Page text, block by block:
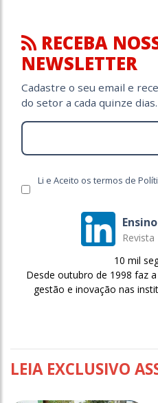
RECEBA
NEWSLETTER
Cadastre o seu email e
do setor a cada quinze dias.
Li e Aceito os termos de
10 mil
Desde outubro de 1998 faz
gestão e inovação nas
LEIA EXCLUSIVO